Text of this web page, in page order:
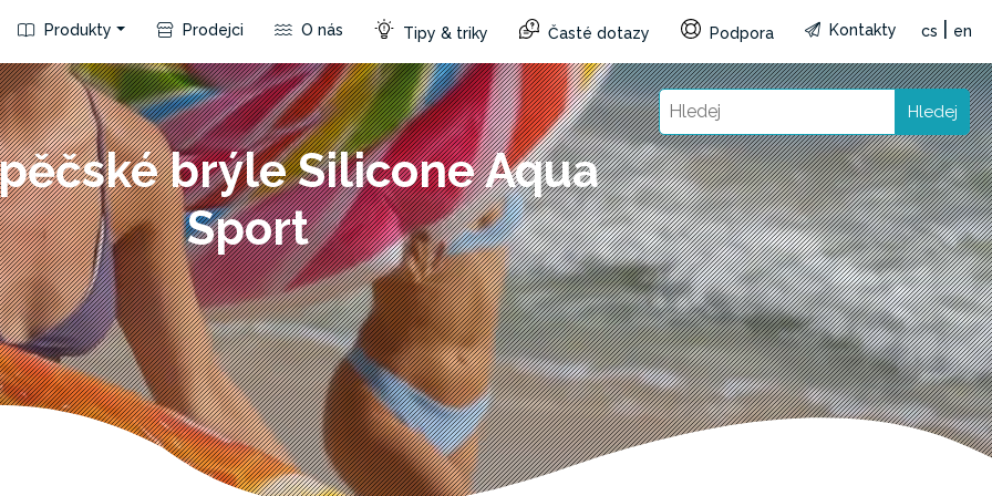
Produkty Prodejci O nás Tipy & triky Časté dotazy Podpora Kontakty cs en
Hledej
brýle Silicone Aqua
Sport